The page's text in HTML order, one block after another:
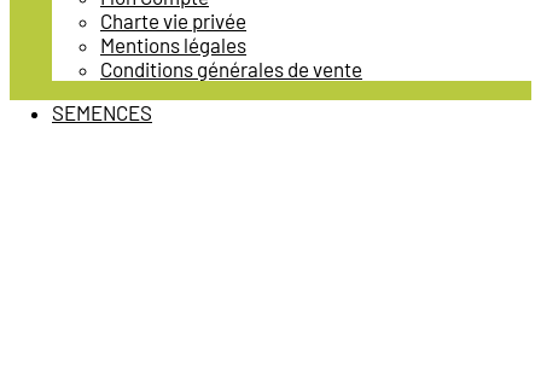
Charte vie privée
Mentions légales
Conditions générales de vente
SEMENCES